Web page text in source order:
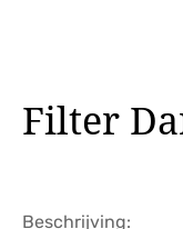
Filter
Beschrijving: